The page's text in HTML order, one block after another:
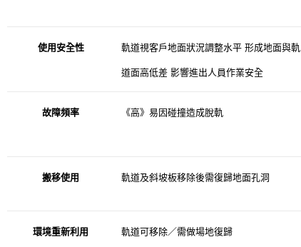
使用安全性 軌道視客戶地面狀況調整水平 形成地面與軌
道面高低差 影響進出人員作業安全
故障頻率 《高》易因碰撞造成脫軌
搬移使用 軌道及斜坡板移除後需復歸地面孔洞
環境重新利用 軌道可移除／需做場地復歸